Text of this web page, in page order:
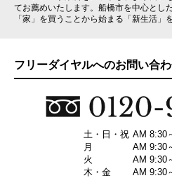
てお薦めいたします。船橋市を中心とし
「家」を買うことから始まる「新生活」
フリーダイヤルへのお問い合
土・日・祝 AM 8:30
月
AM 9:30
火
AM 9:30
木・金
AM 9:30